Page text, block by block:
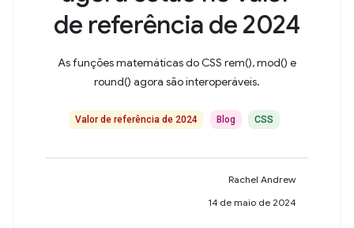
de referência de 2024
As funções matemáticas do CSS rem(), mod() e
round() agora são interoperáveis.
Valor de referência de 2024 Blog CSS
Rachel Andrew
14 de maio de 2024